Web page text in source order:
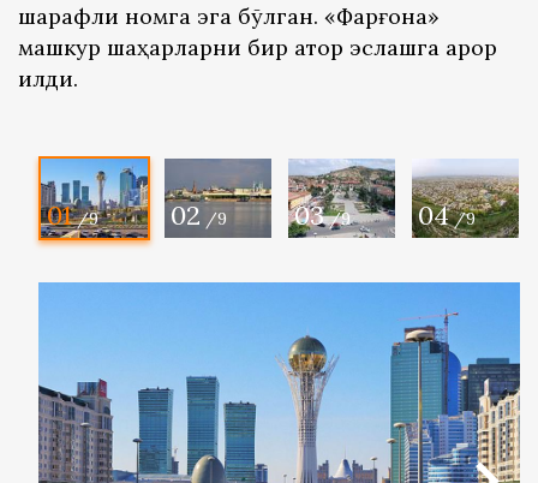
шарафли номга эга бўлган. «Фарғона»
машкур шаҳарларни бир қатор эслашга қарор
қилди.
01 /9 02 /9 03 /9 04 /9